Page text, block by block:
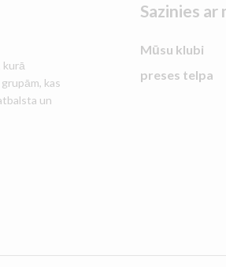
kurā
kas
un
Sazinies ar
Mūsu klubi
preses telpa